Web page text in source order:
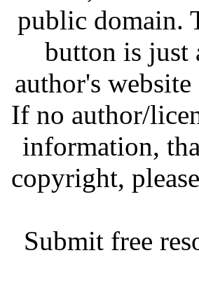
public domain.
button is just
author's
If no author/
information,
copyright,
Submit free